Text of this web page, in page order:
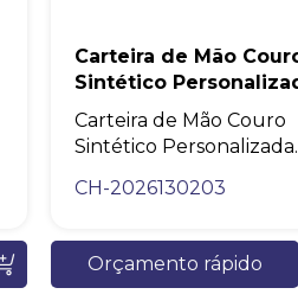
Carteira de Mão
Sintético
Carteira de Mão Couro
Sintético
CH-2026130203
Orçamento rápido
A nossa empresa
privacidade,
momento.